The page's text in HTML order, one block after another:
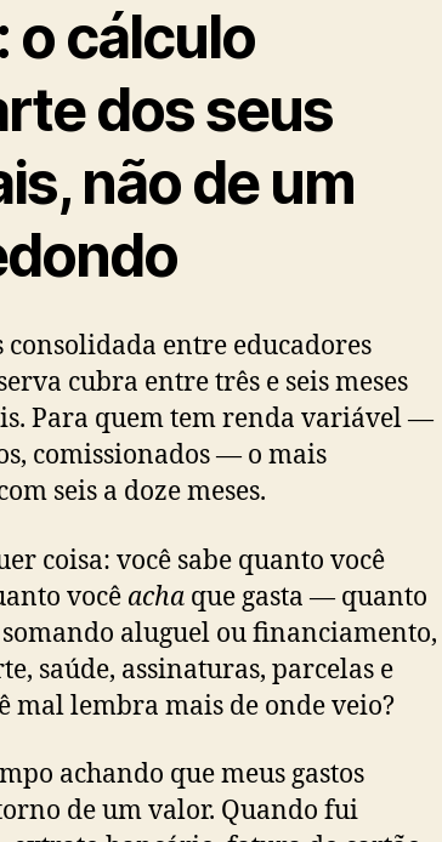
o cálculo
dos seus
não de um
entre educadores
cubra entre três e seis meses
Para quem tem renda variável —
comissionados — o mais
seis a doze meses.
coisa: você sabe quanto você
você acha que gasta — quanto
aluguel ou financiamento,
saúde, assinaturas, parcelas e
mal lembra mais de onde veio?
achando que meus gastos
de um valor. Quando fui